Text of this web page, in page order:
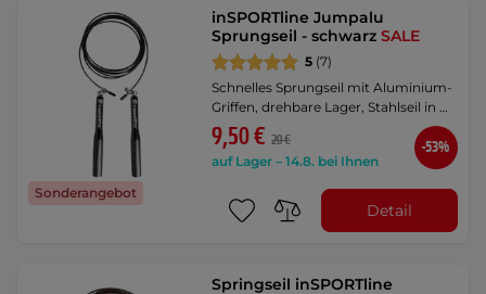
Sonderangebot
inSPORTline Jumpalu
Sprungseil - schwarzSALE
5 (7)
Schnelles Sprungseil mit Aluminium-
Griffen, drehbare Lager, Stahlseil in …
9,50 € 20 €
auf Lager – 14.8. bei Ihnen
-53%
Detail
Springseil inSPORTline